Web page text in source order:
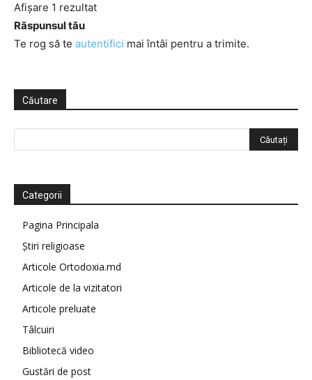
Afișare 1 rezultat
Răspunsul tău
Te rog să te autentifici mai întâi pentru a trimite.
Căutare
Categorii
Pagina Principala
Știri religioase
Articole Ortodoxia.md
Articole de la vizitatori
Articole preluate
Tâlcuiri
Bibliotecă video
Gustări de post